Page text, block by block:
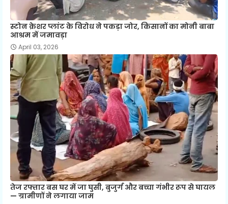
स्टोन क्रेशर प्लांट के विरोध ने पकड़ा जोर, किसानों का मोनी बाबा
आश्रम में जमावड़ा
April 03, 2026
तेज रफ्तार बस घर में जा घुसी, बुजुर्ग और बच्चा गंभीर रूप से घायल
— ग्रामीणों ने लगाया जाम